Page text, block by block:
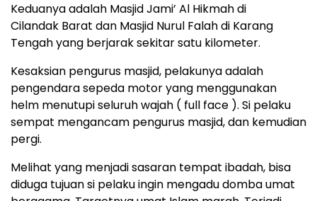
Keduanya adalah Masjid Jami’ Al Hikmah di
Cilandak Barat dan Masjid Nurul Falah di Karang
Tengah yang berjarak sekitar satu kilometer.
Kesaksian pengurus masjid, pelakunya adalah
pengendara sepeda motor yang menggunakan
helm menutupi seluruh wajah ( full face ). Si pelaku
sempat mengancam pengurus masjid, dan kemudian
pergi.
Melihat yang menjadi sasaran tempat ibadah, bisa
diduga tujuan si pelaku ingin mengadu domba umat